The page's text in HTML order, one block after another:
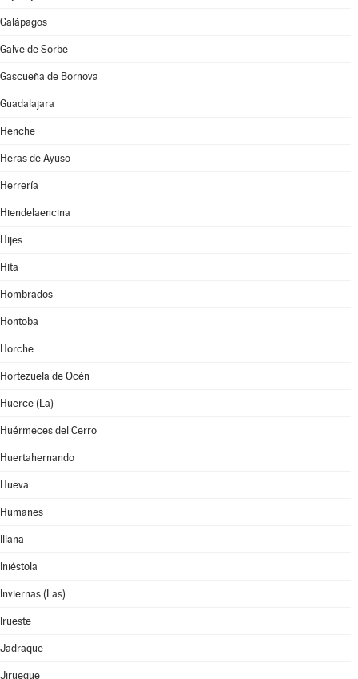
Galápagos
Galve de Sorbe
Gascueña de Bornova
Guadalajara
Henche
Heras de Ayuso
Herrería
Hiendelaencina
Hijes
Hita
Hombrados
Hontoba
Horche
Hortezuela de Océn
Huerce (La)
Huérmeces del Cerro
Huertahernando
Hueva
Humanes
Illana
Iniéstola
Inviernas (Las)
Irueste
Jadraque
Jirueque